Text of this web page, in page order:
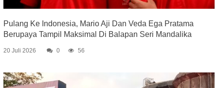
Pulang Ke Indonesia, Mario Aji Dan Veda Ega Pratama
Berupaya Tampil Maksimal Di Balapan Seri Mandalika
20 Juli 2026 0 56